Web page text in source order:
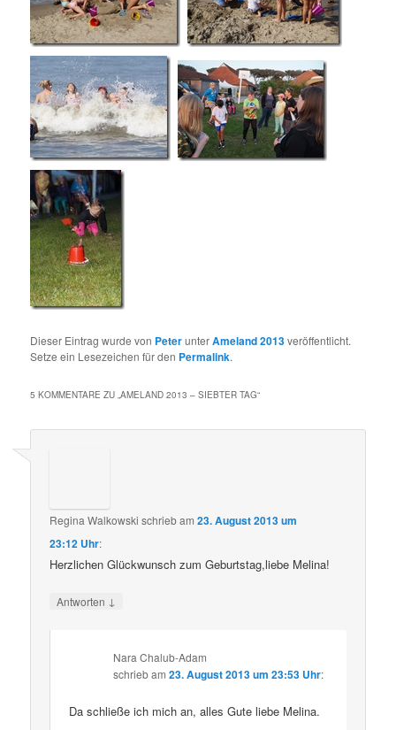
Dieser Eintrag wurde von PeterunterAmeland 2013veröffentlicht.
Setze ein Lesezeichen für den Permalink.
5 KOMMENTARE ZU „AMELAND 2013 – SIEBTER TAG“
Regina Walkowski schriebam23. August 2013 um
23:12 Uhr:
Herzlichen Glückwunsch zum Geburtstag,liebe Melina!
Antworten ↓
Nara Chalub-Adam
schriebam23. August 2013 um 23:53 Uhr:
Da schließe ich mich an, alles Gute liebe Melina.